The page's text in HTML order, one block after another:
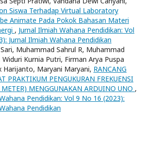
Siswa Terhadap Virtual Laboratory
Animate Pada Pokok Bahasan Materi
, Jurnal Ilmiah Wahana Pendidikan: Vol
Jurnal Ilmiah Wahana Pendidikan
Muhammad Sahrul R, Muhammad
Widuri Kurnia Putri, Firman Arya Puspa
Harijanto, Maryani Maryani, RANCANG
PRAKTIKUM PENGUKURAN FREKUENSI
METER) MENGGUNAKAN ARDUINO UNO ,
Pendidikan: Vol 9 No 16 (2023):
Pendidikan